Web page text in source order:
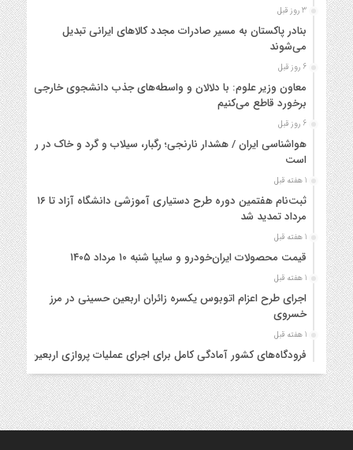
3 روز قبل
بنادر پاکستان به مسیر صادرات مجدد کالاهای ایرانی تبدیل
می‌شوند
6 روز قبل
معاون وزیر علوم: با دلالان و واسطه‌های جذب دانشجوی خارجی
برخورد قاطع می‌کنیم
6 روز قبل
هواشناسی ایران / هشدار نارنجی؛ رگبار، سیلاب و گرد و خاک در راه
است
1 هفته قبل
ثبت‌نام هفتمین دوره طرح دستیاری آموزشی دانشگاه آزاد تا ۱۶
مرداد تمدید شد
1 هفته قبل
قیمت محصولات ایران‌خودرو و سایپا شنبه ۱۰ مرداد ۱۴۰۵
1 هفته قبل
اجرای طرح اعزام اتوبوس یکسره زائران اربعین حسینی در مرز
خسروی
1 هفته قبل
فرودگاه‌های کشور آمادگی کامل برای اجرای عملیات پروازی اربعین
را دارند
1 هفته قبل
قیمت محصولات ایران‌خودرو و سایپا چهارشنبه ۷ مرداد ۱۴۰۵
1 هفته قبل